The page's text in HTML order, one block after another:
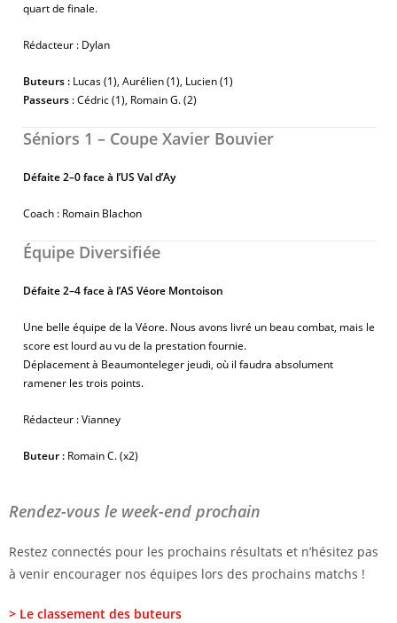
quart de finale.
Rédacteur : Dylan
Buteurs : Lucas (1), Aurélien (1), Lucien (1)
Passeurs : Cédric (1), Romain G. (2)
Séniors 1 – Coupe Xavier Bouvier
Défaite 2–0 face à l’US Val d’Ay
Coach : Romain Blachon
Équipe Diversifiée
Défaite 2–4 face à l’AS Véore Montoison
Une belle équipe de la Véore. Nous avons livré un beau combat, mais le
score est lourd au vu de la prestation fournie.
Déplacement à Beaumonteleger jeudi, où il faudra absolument
ramener les trois points.
Rédacteur : Vianney
Buteur : Romain C. (x2)
Rendez-vous le week-end prochain
Restez connectés pour les prochains résultats et n’hésitez pas
à venir encourager nos équipes lors des prochains matchs !
> Le classement des buteurs